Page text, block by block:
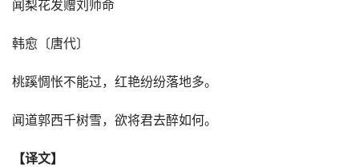
闻梨花发赠刘师命
韩愈〔唐代〕
桃蹊惆怅不能过，红艳纷纷落地多。
闻道郭西千树雪，欲将君去醉如何。
【译文】